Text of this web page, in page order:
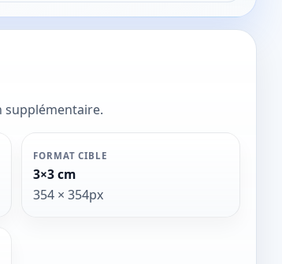
supplémentaire.
FORMAT CIBLE
3×3 cm
354 × 354px